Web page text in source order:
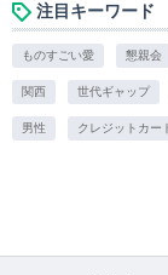
注目キーワード
ものすごい愛 懇親会
関西 世代ギャップ
男性 クレジットカー